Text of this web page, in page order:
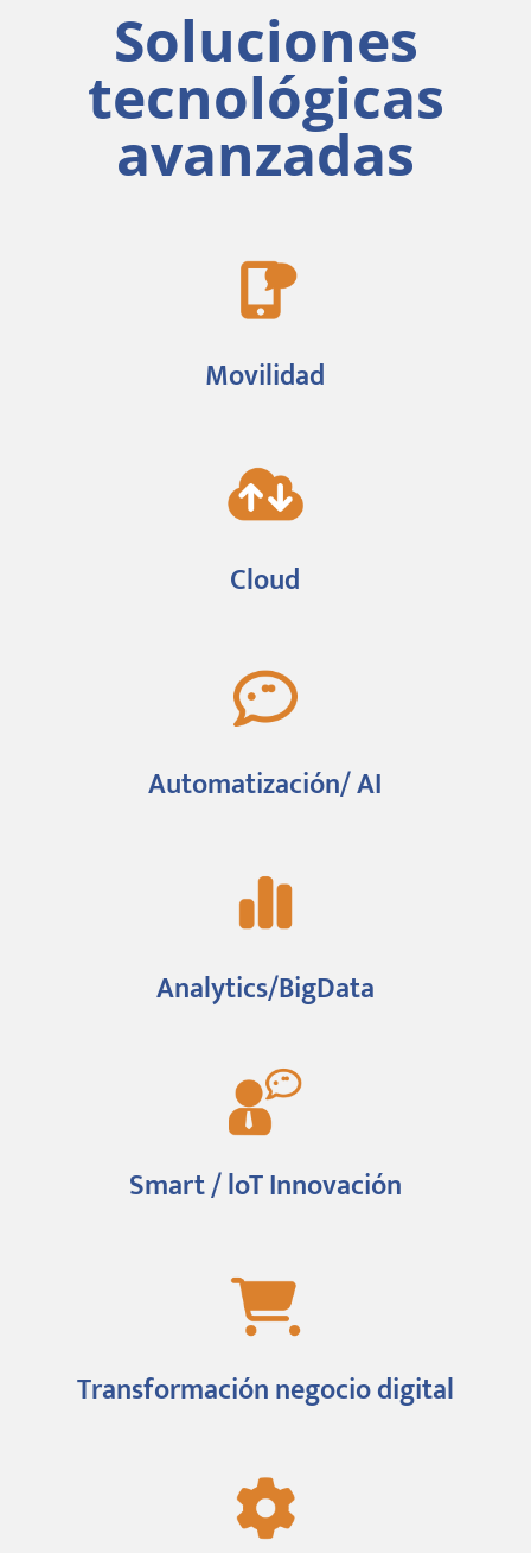
Soluciones
tecnológicas
avanzadas
Movilidad
Cloud
Automatización/ AI
Analytics/BigData
Smart / loT Innovación
Transformación negocio digital